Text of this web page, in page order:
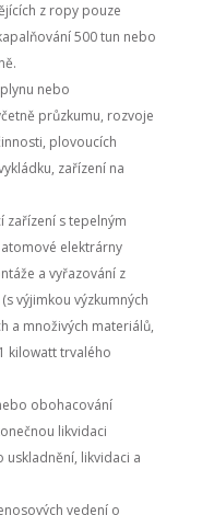
z ropy pouze
500 tun nebo
nebo
průzkumu, rozvoje
plovoucích
zařízení na
zařízení s tepelným
elektrárny
a vyřazování z
výjimkou výzkumných
a množivých materiálů,
kilowatt trvalého
obohacování
likvidaci
likvidaci a
vedení o